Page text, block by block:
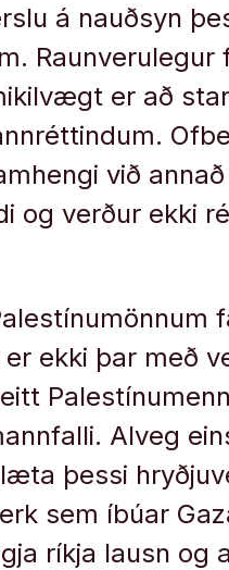
á nauðsyn
Raunverulegur
er að
við
og verður ekki
ekki þar með
Alveg
þessi
sem íbúar
ríkja lausn og